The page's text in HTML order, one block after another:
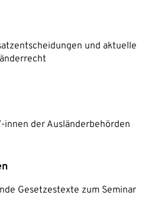
und aktuelle
der Ausländerbehörden
Gesetzestexte zum Seminar